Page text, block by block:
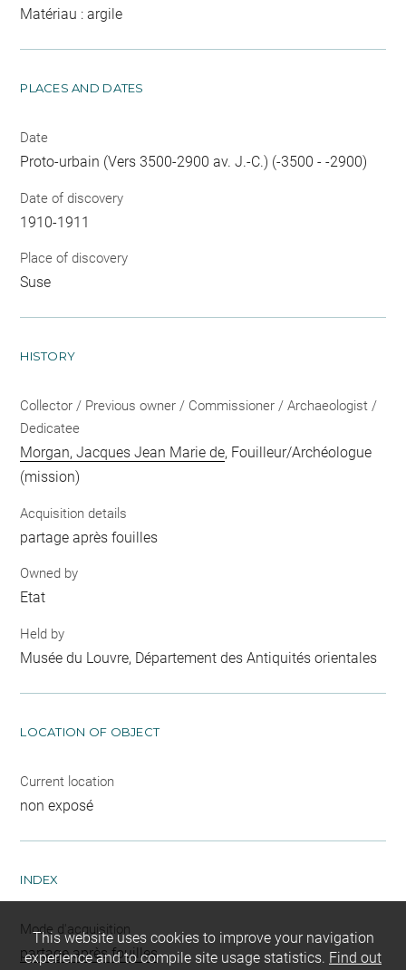
Matériau : argile
PLACES AND DATES
Date
Proto-urbain (Vers 3500-2900 av. J.-C.) (-3500 - -2900)
Date of discovery
1910-1911
Place of discovery
Suse
HISTORY
Collector / Previous owner / Commissioner / Archaeologist /
Dedicatee
Morgan, Jacques Jean Marie de, Fouilleur/Archéologue
(mission)
Acquisition details
partage après fouilles
Owned by
Etat
Held by
Musée du Louvre, Département des Antiquités orientales
LOCATION OF OBJECT
Current location
non exposé
INDEX
Mode d'acquisition
partage après fouilles
This website uses cookies to improve your navigation
experience and to compile site usage statistics. Find out